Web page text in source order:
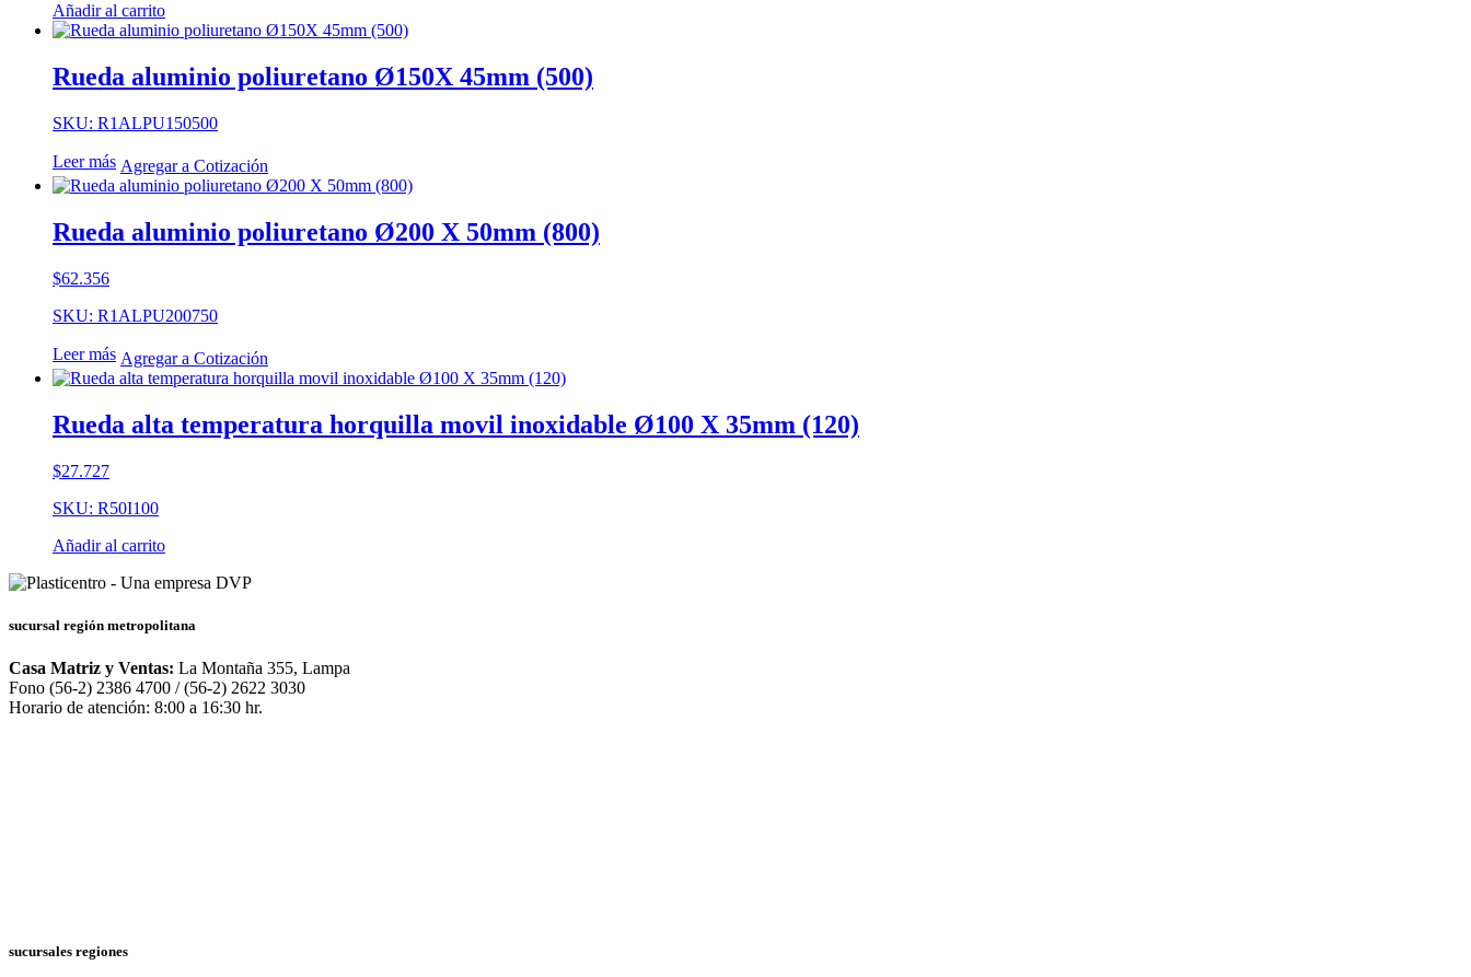
Añadir al carrito
Rueda aluminio poliuretano Ø150X 45mm (500)
SKU: R1ALPU150500
Leer más Agregar a Cotización
Rueda aluminio poliuretano Ø200 X 50mm (800)
$62.356
SKU: R1ALPU200750
Leer más Agregar a Cotización
Rueda alta temperatura horquilla movil inoxidable Ø100 X 35mm (120)
$27.727
SKU: R50I100
Añadir al carrito
sucursal región metropolitana
Casa Matriz y Ventas: La Montaña 355, Lampa
Fono (56-2) 2386 4700 / (56-2) 2622 3030
Horario de atención: 8:00 a 16:30 hr.
sucursales regiones